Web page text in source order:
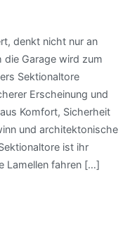
denkt nicht nur an
die Garage wird zum
Sektionaltore
Erscheinung und
Komfort, Sicherheit
und architektonische
ist ihr
Lamellen fahren […]